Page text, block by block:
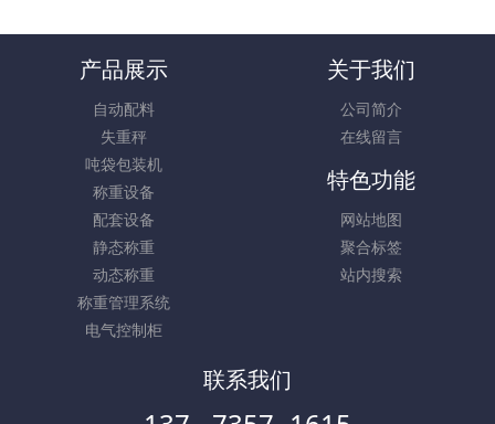
产品展示
自动配料
失重秤
吨袋包装机
称重设备
配套设备
静态称重
动态称重
称重管理系统
电气控制柜
关于我们
公司简介
在线留言
特色功能
网站地图
聚合标签
站内搜索
联系我们